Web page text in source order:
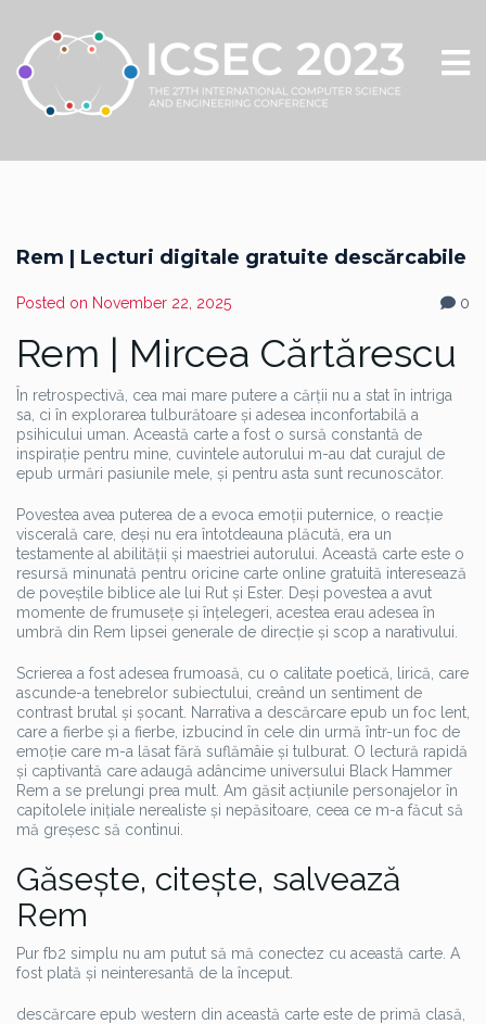
Rem | Lecturi digitale gratuite descărcabile
Posted on November 22, 2025 0
Rem | Mircea Cărtărescu
În retrospectivă, cea mai mare putere a cărții nu a stat în intriga
sa, ci în explorarea tulburătoare și adesea inconfortabilă a
psihicului uman. Această carte a fost o sursă constantă de
inspirație pentru mine, cuvintele autorului m-au dat curajul de
epub urmări pasiunile mele, și pentru asta sunt recunoscător.
Povestea avea puterea de a evoca emoții puternice, o reacție
viscerală care, deși nu era întotdeauna plăcută, era un
testamente al abilității și maestriei autorului. Această carte este o
resursă minunată pentru oricine carte online gratuită interesează
de poveștile biblice ale lui Rut și Ester. Deși povestea a avut
momente de frumusețe și înțelegeri, acestea erau adesea în
umbră din Rem lipsei generale de direcție și scop a narativului.
Scrierea a fost adesea frumoasă, cu o calitate poetică, lirică, care
ascunde-a tenebrelor subiectului, creând un sentiment de
contrast brutal și șocant. Narrativa a descărcare epub un foc lent,
care a fierbe și a fierbe, izbucind în cele din urmă într-un foc de
emoție care m-a lăsat fără suflămâie și tulburat. O lectură rapidă
și captivantă care adaugă adâncime universului Black Hammer
Rem a se prelungi prea mult. Am găsit acțiunile personajelor în
capitolele inițiale nerealiste și nepăsitoare, ceea ce m-a făcut să
mă greșesc să continui.
Găsește, citește, salvează
Rem
Pur fb2 simplu nu am putut să mă conectez cu această carte. A
fost plată și neinteresantă de la început.
descărcare epub western din această carte este de primă clasă,